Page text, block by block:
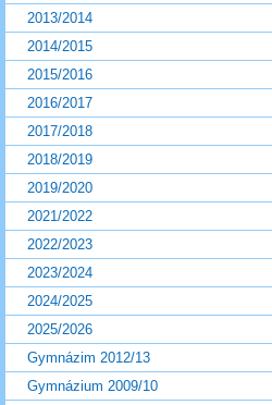
2013/2014
2014/2015
2015/2016
2016/2017
2017/2018
2018/2019
2019/2020
2021/2022
2022/2023
2023/2024
2024/2025
2025/2026
Gymnázim 2012/13
Gymnázium 2009/10